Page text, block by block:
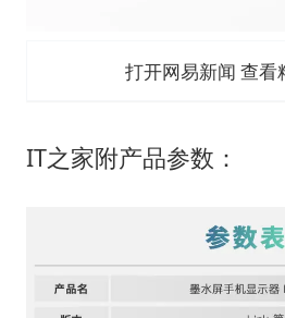
打开网易新闻 查看
IT之家附产品参数：